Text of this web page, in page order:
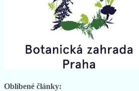
Oblíbené články: